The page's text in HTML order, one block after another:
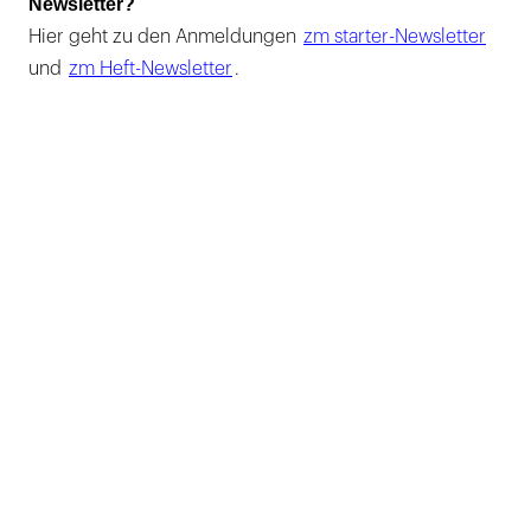
Newsletter?
Hier geht zu den Anmeldungen zm starter-Newsletter
und zm Heft-Newsletter .